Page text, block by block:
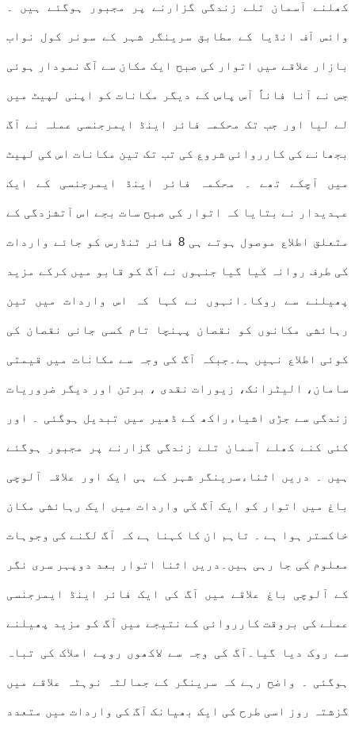
کھلنے آسمان تلے زندگی گزارنے پر مجبور ہوگئے ہیں ۔
وائس آف انڈیا کے مطابق سرینگر شہر کے سونر کول نواب
بازار علاقے میں اتوار کی صبح ایک مکان سے آگ نمودار ہوئی
جس نے آنا فاناً آس پاس کے دیگر مکانات کو اپنی لپیٹ میں
لے لیا اور جب تک محکمہ فائر اینڈ ایمرجنسی عملہ نے آگ
بجھانے کی کارروائی شروع کی تب تک تین مکانات اس کی لپیٹ
میں آچکے تھے ۔ محکمہ فائر اینڈ ایمرجنسی کے ایک
عہدیدار نے بتایا کہ اتوار کی صبح سات بجے اس آتشزدگی کے
متعلق اطلاع موصول ہوتے ہی 8 فائر ٹنڈرس کو جائے واردات
کی طرف روانہ کیا گیا جنہوں نے آگ کو قابو میں کرکے مزید
پھیلنے سے روکا۔انہوں نے کہا کہ اس واردات میں تین
رہائشی مکانوں کو نقصان پہنچا تام کسی جانی نقصان کی
کوئی اطلاع نہیں ہے۔جبکہ آگ کی وجہ سے مکانات میں قیمتی
سامان، الیٹرانک، زیورات نقدی ، برتن اور دیگر ضروریات
زندگی سے جڑی اشیاءراکھ کے ڈھیر میں تبدیل ہوگئی ۔ اور
کئی کنے کھلے آسمان تلے زندگی گزارنے پر مجبور ہوگئے
ہیں ۔ دریں اثناءسرینگر شہر کے ہی ایک اور علاقہ آلوچی
باغ میں اتوار کو ایک آگ کی واردات میں ایک رہائشی مکان
خاکستر ہوا ہے ۔ تاہم ان کا کہنا ہے کہ آگ لگنے کی وجوہات
معلوم کی جا رہی ہیں۔دریں اثنا اتوار بعد دوپہر سری نگر
کے آلوچی باغ علاقے میں آگ کی ایک فائر اینڈ ایمرجنسی
عملے کی بروقت کارروائی کے نتیجے میں آگ کو مزید پھیلنے
سے روک دیا گیا۔آگ کی وجہ سے لاکھوں روپے املاک کی تباہ
ہوگئی ۔ واضح رہے کہ سرینگر کے جمالٹہ نوہٹہ علاقے میں
گزشتہ روز اسی طرح کی ایک بھیانک آگ کی واردات میں متعدد